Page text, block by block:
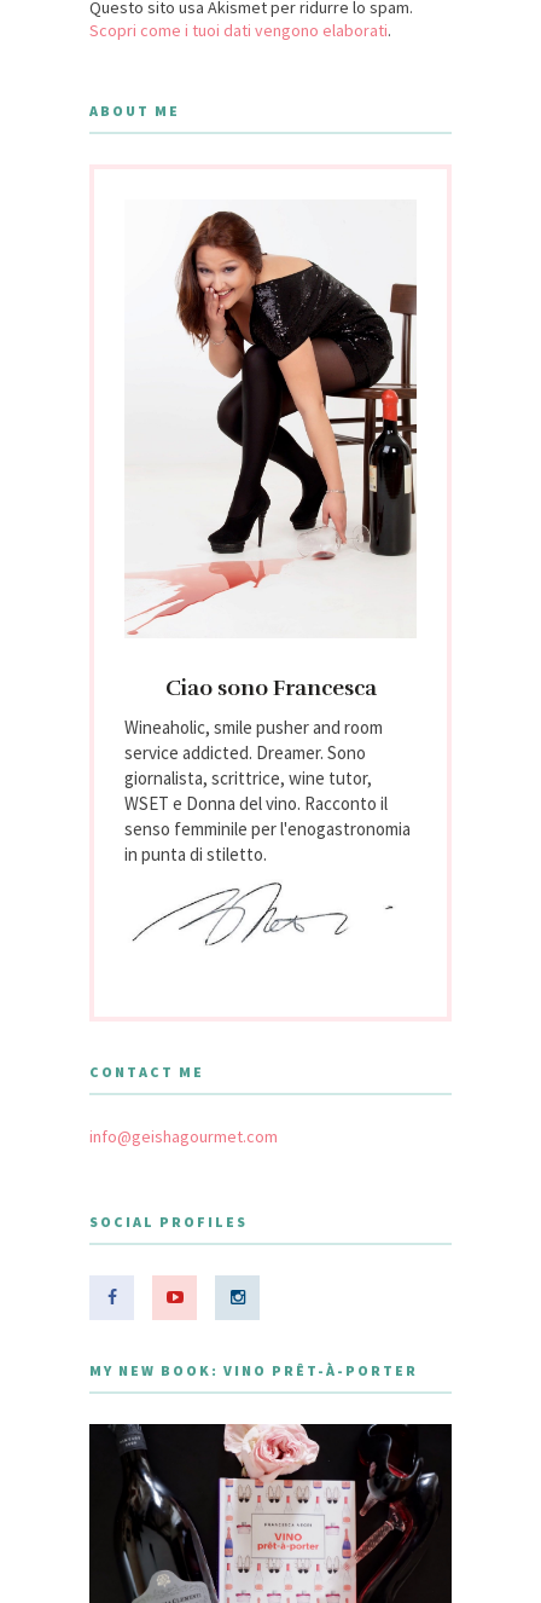
Questo sito usa Akismet per ridurre lo spam.
Scopri come i tuoi dati vengono elaborati.
ABOUT ME
Ciao sono Francesca
Wineaholic, smile pusher and room
service addicted. Dreamer. Sono
giornalista, scrittrice, wine tutor,
WSET e Donna del vino. Racconto il
senso femminile per l'enogastronomia
in punta di stiletto.
CONTACT ME
info@geishagourmet.com
SOCIAL PROFILES
MY NEW BOOK: VINO PRÊT-À-PORTER